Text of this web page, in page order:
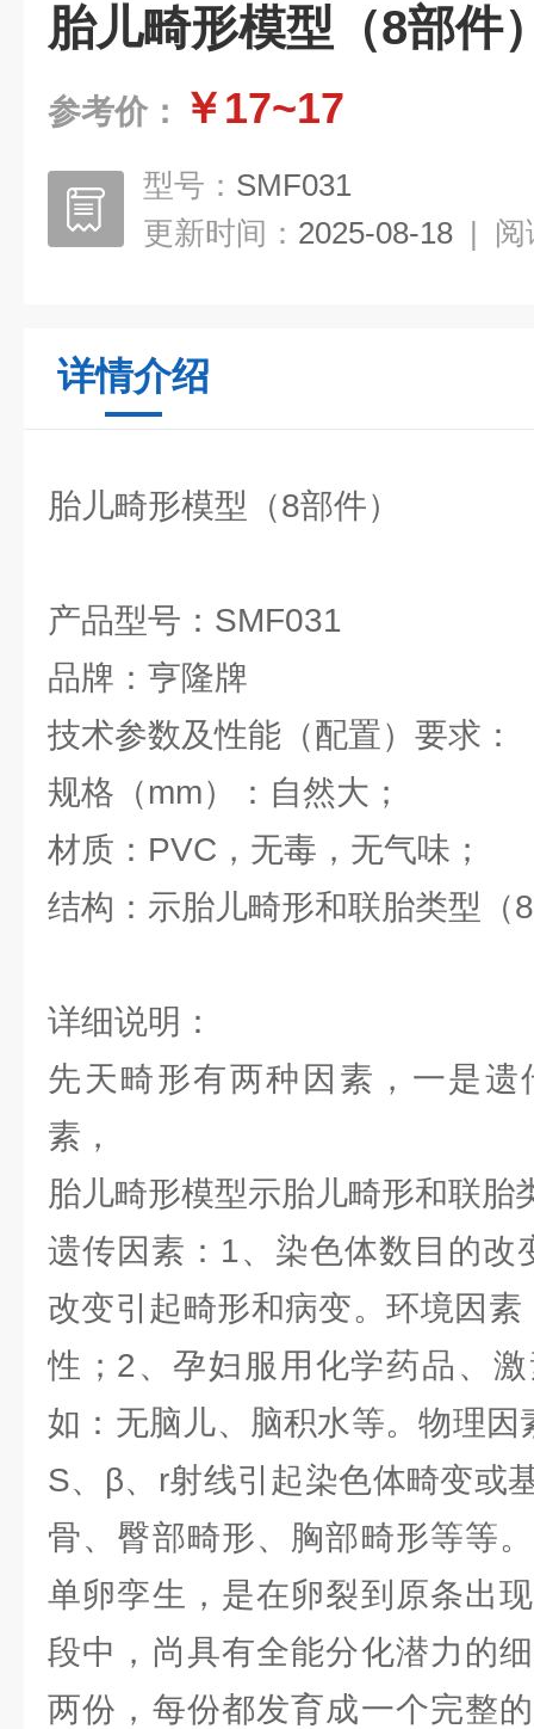
胎儿畸形模型（8部件
参考价： ￥17~17
型号： SMF031
更新时间： 2025-08-18 | 阅
详情介绍
胎儿畸形模型（8部件）
产品型号：SMF031
品牌：亨隆牌
技术参数及性能（配置）要求：
规格（mm）：自然大；
材质：PVC，无毒，无气味；
结构：示胎儿畸形和联胎类型（
详细说明：
先天畸形有两种因素，一是
素，
胎儿畸形模型示胎儿畸形和联胎
遗传因素：1、染色体数目的改
改变引起畸形和病变。环境因
性；2、孕妇服用化学药品、
如：无脑儿、脑积水等。物理
S、β、r射线引起染色体畸变或
骨、臀部畸形、胸部畸形等等
单卵孪生，是在卵裂到原条出
段中，尚具有全能分化潜力的
两份，每份都发育成一个完整